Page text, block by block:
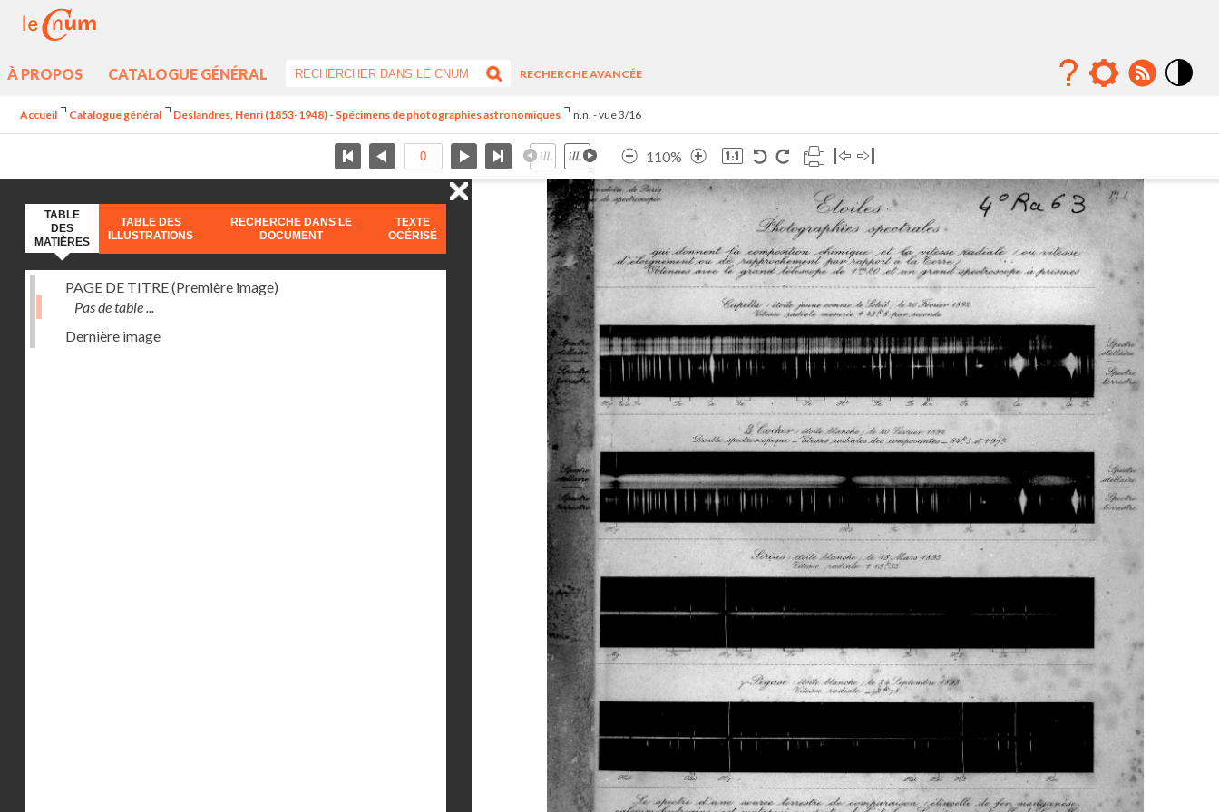
À PROPOS CATALOGUE GÉNÉRAL
RECHERCHE AVANCÉE
Accueil Catalogue général Deslandres, Henri (1853-1948) - Spécimens de photographies astronomiques n.n. - vue 3/16
110%
TABLE
DES
MATIÈRES
TABLE DES
ILLUSTRATIONS
RECHERCHE DANS LE
DOCUMENT
TEXTE
OCÉRISÉ
PAGE DE TITRE (Première image)
Pas de table ...
Dernière image